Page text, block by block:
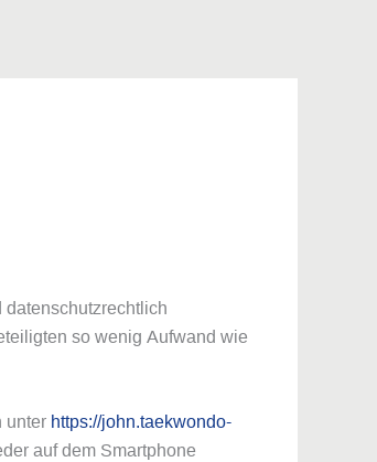
so wenig Aufwand wie
unter https://john.taekwondo-
auf dem Smartphone